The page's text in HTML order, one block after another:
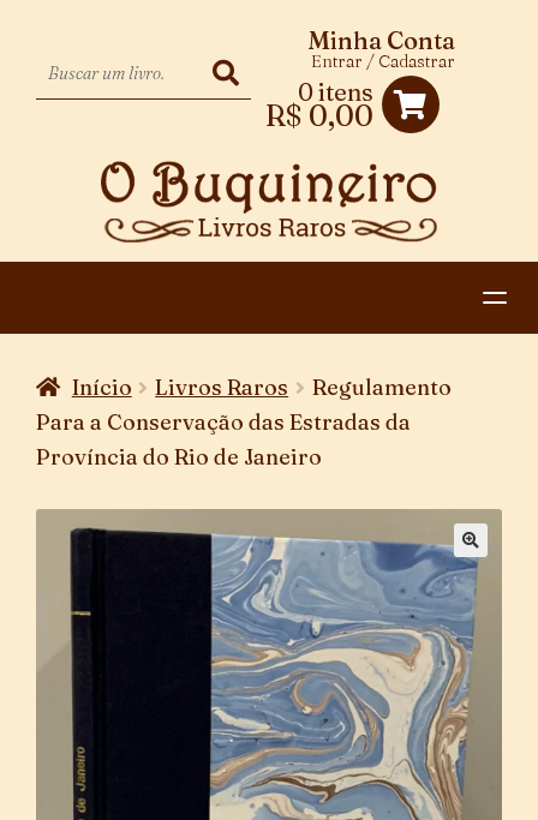
0 itens
R$ 0,00
Minha Conta
Entrar / Cadastrar
CATEGORIAS
EXPANDIR
MENU
PAGAMENTO E ENTREGA
CONTATO
Início Livros Raros
Regulamento
Para a Conservação das Estradas da
Província do Rio de Janeiro